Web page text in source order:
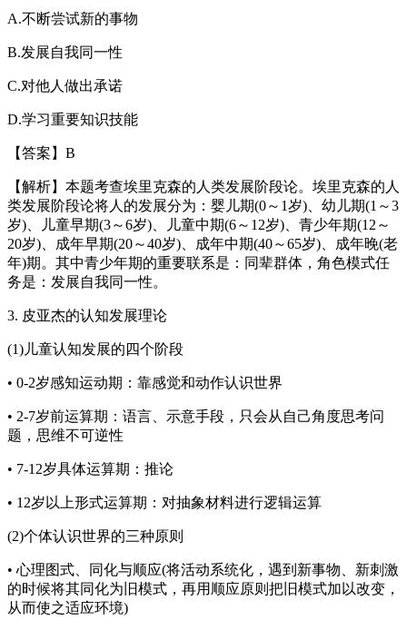
A.不断尝试新的事物
B.发展自我同一性
C.对他人做出承诺
D.学习重要知识技能
【答案】B
【解析】本题考查埃里克森的人类发展阶段论。埃里克森的人
类发展阶段论将人的发展分为：婴儿期(0～1岁)、幼儿期(1～3
岁)、儿童早期(3～6岁)、儿童中期(6～12岁)、青少年期(12～
20岁)、成年早期(20～40岁)、成年中期(40～65岁)、成年晚(老
年)期。其中青少年期的重要联系是：同辈群体，角色模式任
务是：发展自我同一性。
3. 皮亚杰的认知发展理论
(1)儿童认知发展的四个阶段
• 0-2岁感知运动期：靠感觉和动作认识世界
• 2-7岁前运算期：语言、示意手段，只会从自己角度思考问
题，思维不可逆性
• 7-12岁具体运算期：推论
• 12岁以上形式运算期：对抽象材料进行逻辑运算
(2)个体认识世界的三种原则
• 心理图式、同化与顺应(将活动系统化，遇到新事物、新刺激
的时候将其同化为旧模式，再用顺应原则把旧模式加以改变，
从而使之适应环境)